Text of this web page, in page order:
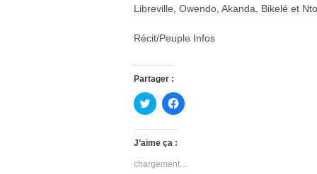
Libreville, Owendo, Akanda, Bikelé et
Récit/Peuple Infos
Partager :
C
l
q
u
e
p
C
l
p
J’aime ça :
chargement…